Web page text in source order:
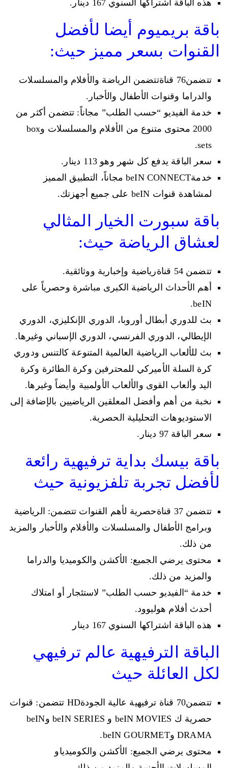
هذه الباقة اشتراكها السنوي 167 دينار.
باقة بريميوم أيضا لأفضل
القنوات بسعر مميز حيث:
تتضمن76 قناةتتضمن الرياضة والأفلام والمسلسلات
والدراما وقنوات الأطفال والأخبار.
خدمة الفيديو “حسب الطلب” مجاناً: تتضمن أكثر من
2000 محتوى متنوع من الأفلام والمسلسلات وbox
sets.
سعر الباقة يدفع كل شهر وهو 113 دينار.
خدمةbeIN CONNECT مجاناً، التطبيق المميز
لمشاهدة قنوات beIN على جميع أجهزتك.
باقة سبورت الخيار المثالي
لعشاق الرياضة حيث:
تتضمن 54 قناةرياضية وإخبارية ووثائقية.
أهم الأحداث الرياضية الكبرى مباشرة وحصرياً على
beIN.
بث للدوري أبطال أوروبا، الدوري الإنكليزي، الدوري
الإيطالي، الدوري الفرنسي، الدوري الإسباني وغيرها.
بث للألعاب الرياضية العالمية المتنوعة كالتنس ودوري
كرة السلة الأميركي للمحترفين وكرة الطائرة وكرة
اليد وألعاب القوى والألعاب الأولمبية وأيضاً وغيرها.
نخبة من أهم وأفضل المعلقين الرياضيين بالإضافة إلى
الاستوديوهات التحليلية الحصرية.
سعر الباقة 97 دينار.
باقة بيسك بداية ترفيهية رائعة
لأفضل تجربة تلفزيونية حيث
تتضمن 37 قناةحصرية لأهم القنوات تتضمن: الرياضية
وبرامج الأطفال والمسلسلات والأفلام والأخبار والمزيد
من ذلك.
محتوى يرضي الجميع: الأكشن والكوميديا والدراما
والمزيد من ذلك.
خدمة “الفيديو حسب الطلب” لاستئجار أو امتلاك
أحدث أفلام هوليوود.
هذه الباقة اشتراكها السنوي 167 دينار
الباقة الترفيهية عالم ترفيهي
لكل العائلة حيث
تتضمن70 قناة ترفيهية عالية الجودةHD تتضمن: قنوات
حصرية ك beIN MOVIES و beIN SERIES وbeIN
DRAMA وbeIN GOURMET.
محتوى يرضي الجميع: الأكشن والكوميدياو